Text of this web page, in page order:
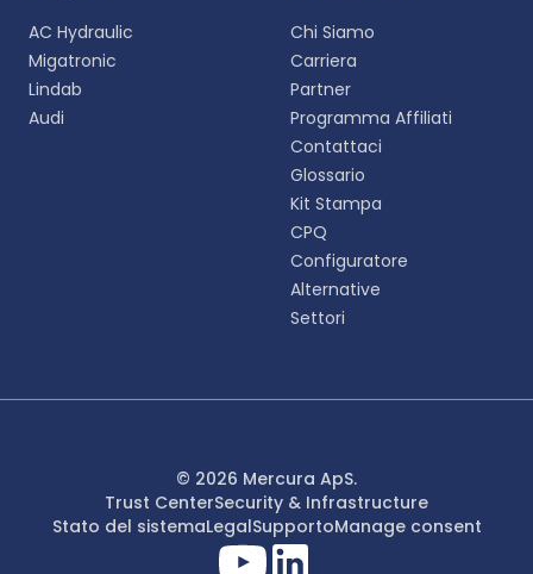
un'esperienza più personalizzata.
Svenska
Français
AC Hydraulic
Migatronic
Lindab
Audi
Chi Siamo
Carriera
Partner
Programma Affiliati
Contattaci
Glossario
Kit Stampa
CPQ
Configuratore
Alternative
Settori
© 2026 Mercura ApS.
Trust CenterSecurity & Infrastructure
Stato del sistemaLegalSupportoManage consent